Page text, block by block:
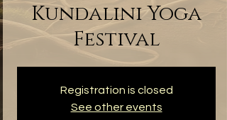
Kundalini Yoga
Festival
Registration is closed
See other events